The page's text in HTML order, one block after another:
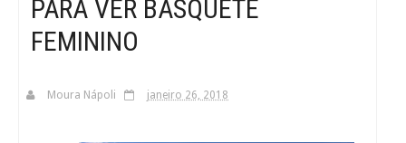
PARA VER BASQUETE
FEMININO
Moura Nápoli janeiro 26, 2018